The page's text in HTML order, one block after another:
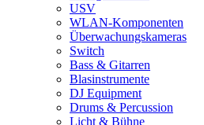
USV
WLAN-Komponenten
Überwachungskameras
Switch
Bass & Gitarren
Blasinstrumente
DJ Equipment
Drums & Percussion
Licht & Bühne